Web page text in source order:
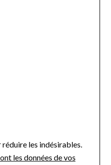
les indésirables.
les données de vos